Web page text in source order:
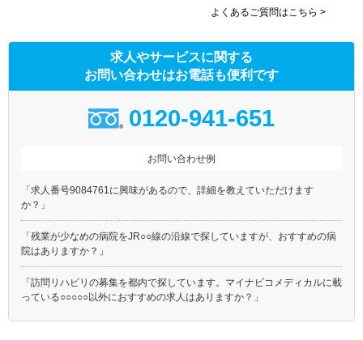
よくあるご質問はこちら >
求人やサービスに関する
お問い合わせはお電話も便利です
0120-941-651
お問い合わせ例
「求人番号9084761に興味があるので、詳細を教えていただけます
か？」
「残業が少なめの病院をJR○○線の沿線で探していますが、おすすめの病
院はありますか？」
「訪問リハビリの募集を都内で探しています。マイナビコメディカルに載
っている○○○○○以外におすすめの求人はありますか？」